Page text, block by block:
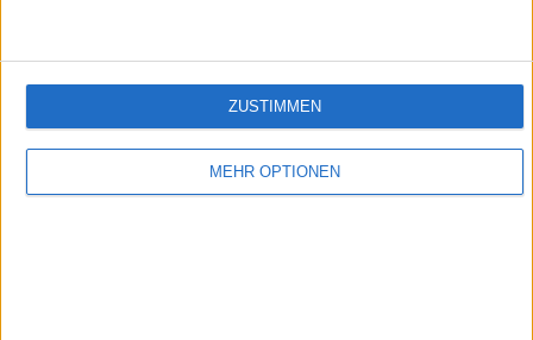
MEHR OPTIONEN
ZUSTIMMEN